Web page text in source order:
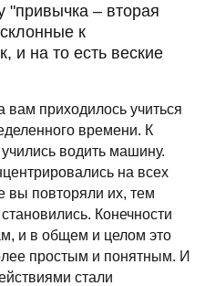
"привычка – вторая
к
и на то есть веские
вам приходилось учиться
времени. К
водить машину.
на всех
вы повторяли их, тем
Конечности
и в общем и целом это
простым и понятным. И
стали